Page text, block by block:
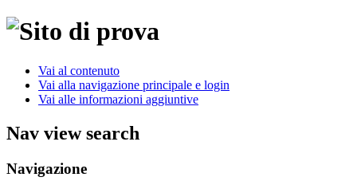
Vai al contenuto
Vai alla navigazione principale e login
Vai alle informazioni aggiuntive
Nav view search
Navigazione